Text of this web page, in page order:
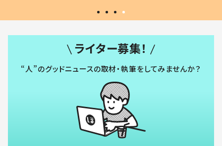
ライター募集！
“人”のグッドニュースの取材・執筆をしてみませんか？